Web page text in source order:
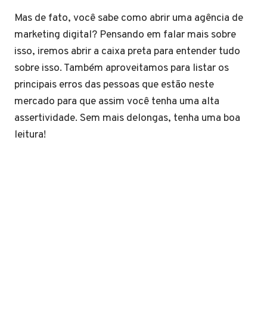
Mas de fato, você sabe como abrir uma agência de
marketing digital? Pensando em falar mais sobre
isso, iremos abrir a caixa preta para entender tudo
sobre isso. Também aproveitamos para listar os
principais erros das pessoas que estão neste
mercado para que assim você tenha uma alta
assertividade. Sem mais delongas, tenha uma boa
leitura!